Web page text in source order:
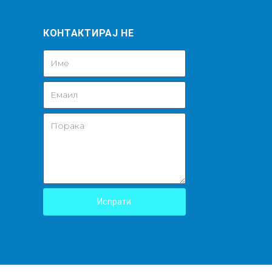
КОНТАКТИРАЈ НЕ
Испрати